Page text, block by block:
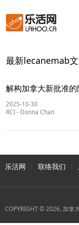
最新lecanemab
解构加拿大新批准
2025-10-30
RCI- Donna Chan
乐活网 联络我们
COPYRIGHT © 2026, 加拿